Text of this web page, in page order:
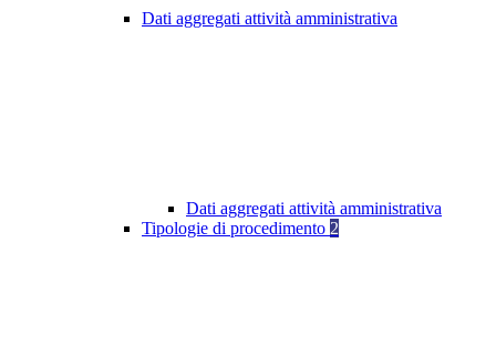
Dati aggregati attività amministrativa
Dati aggregati attività amministrativa
Tipologie di procedimento 2